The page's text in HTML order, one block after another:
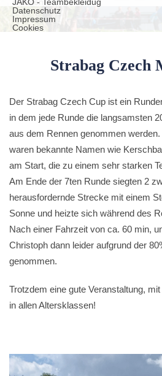
statuten
Datenschutz
Impressum
Cookies
JAKO - Teambekleidug
Strabag Czech
Der Strabag Czech Cup ist ein
in dem jede Runde die langsamsten
aus dem Rennen genommen
waren bekannte Namen wie
am Start, die zu einem sehr starken
Am Ende der 7ten Runde siegten 2
herausfordernde Strecke mit einem
Sonne und heizte sich während des
Nach einer Fahrzeit von ca. 60 min,
Christoph dann leider aufgrund der
genommen.
Trotzdem eine gute Veranstaltung,
in allen Altersklassen!